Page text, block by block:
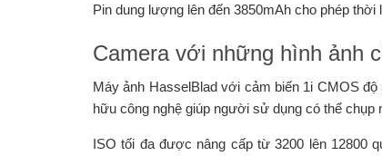
Pin dung lượng lên đến 3850mAh cho phép thời
Camera với những hình ảnh
Máy ảnh HasselBlad với cảm biến 1i CMOS
hữu công nghệ giúp người sử dụng có thể
ISO tối đa được nâng cấp từ 3200 lên 12800